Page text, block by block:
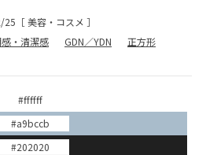
25 ［美容・コスメ ］
・清潔感 GDN／YDN 正方形
#ffffff
#a9bccb
#202020